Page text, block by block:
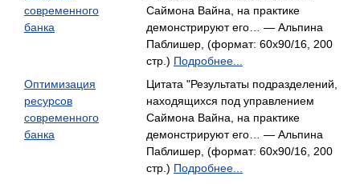
современного
банка
Саймона Вайна, на практике
демонстрируют его… — Альпина
Паблишер, (формат: 60x90/16, 200
стр.) Подробнее...
Оптимизация
ресурсов
современного
банка
Цитата "Результаты подразделений,
находящихся под управлением
Саймона Вайна, на практике
демонстрируют его… — Альпина
Паблишер, (формат: 60x90/16, 200
стр.) Подробнее...